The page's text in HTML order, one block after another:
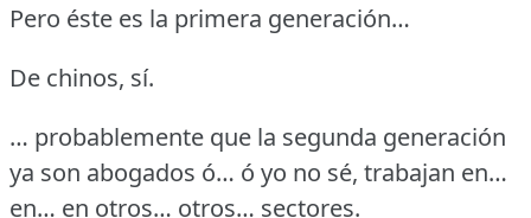
Pero éste es la primera generación…
De chinos, sí.
… probablemente que la segunda generación
ya son abogados ó… ó yo no sé, trabajan en…
en… en otros… otros… sectores.